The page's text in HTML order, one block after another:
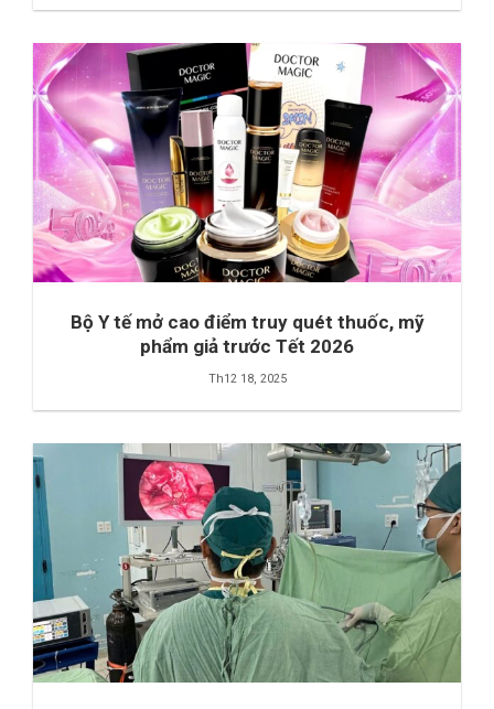
Bộ Y tế mở cao điểm truy quét thuốc, mỹ
phẩm giả trước Tết 2026
Th12 18, 2025